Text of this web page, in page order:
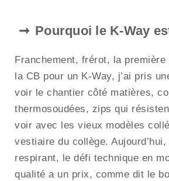
Pourquoi le K-Way
Franchement, frérot, la première
la CB pour un K-Way, j’ai pris
voir le chantier côté matières,
thermosoudées, zips qui
voir avec les vieux modèles
vestiaire du collège. Aujourd’hui,
respirant, le défi technique en
qualité a un prix, comme dit le